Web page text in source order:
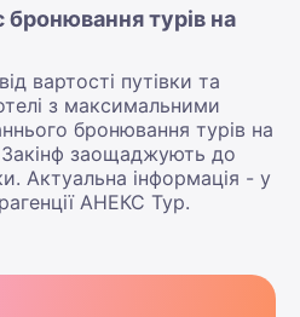
бронювання турів на
вартості путівки та
з максимальними
бронювання турів на
Закінф заощаджують до
Актуальна інформація - у
АНЕКС Тур.